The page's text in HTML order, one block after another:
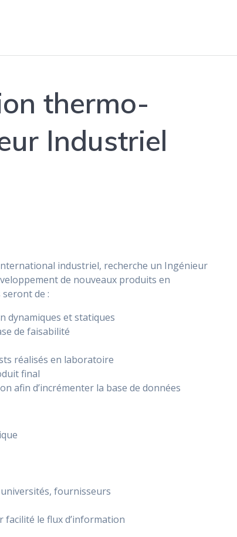
thermo-
Industriel
industriel, recherche un Ingénieur
de nouveaux produits en
seront de :
dynamiques et statiques
de faisabilité
réalisés en laboratoire
final
afin d’incrémenter la base de données
fournisseurs
le flux d’information